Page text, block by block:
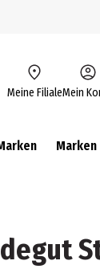
Meine FilialeMein
Marken